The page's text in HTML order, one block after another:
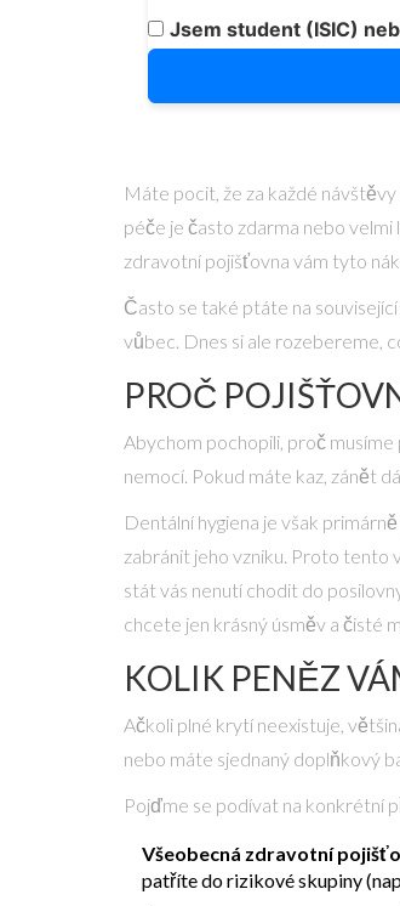
Jsem student (ISIC)
Máte pocit, že za každé
péče je často zdarma nebo velmi
zdravotní pojišťovna vám tyto
Často se také ptáte na
vůbec. Dnes si ale rozebereme,
PROČ
Abychom pochopili, proč
nemocí. Pokud máte kaz, zánět
Dentální hygiena je však
zabránit jeho vzniku. Proto tento
stát vás nenutí chodit do
chcete jen krásný úsměv a čisté
KOLIK PENĚZ
Ačkoli plné krytí neexistuje,
nebo máte sjednaný doplňkový
Pojďme se podívat na konkrétní
Všeobecná zdravotní
patříte do rizikové skupiny